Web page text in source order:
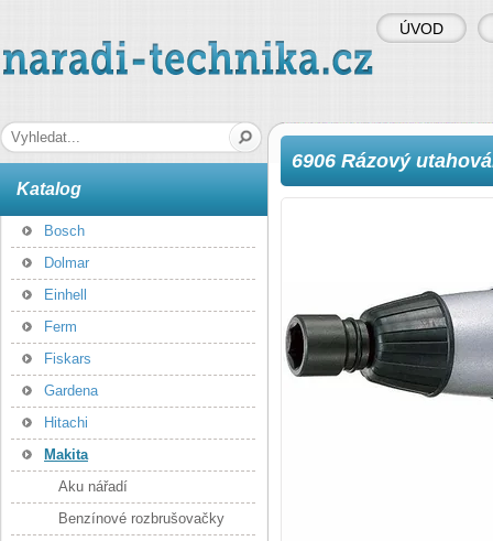
naradi-technika.cz
6906 Rázový
Katalog
Bosch
Dolmar
Einhell
Ferm
Fiskars
Gardena
Hitachi
Makita
Aku nářadí
Benzínové rozbrušovačky
ÚVOD
Hledaná fráze